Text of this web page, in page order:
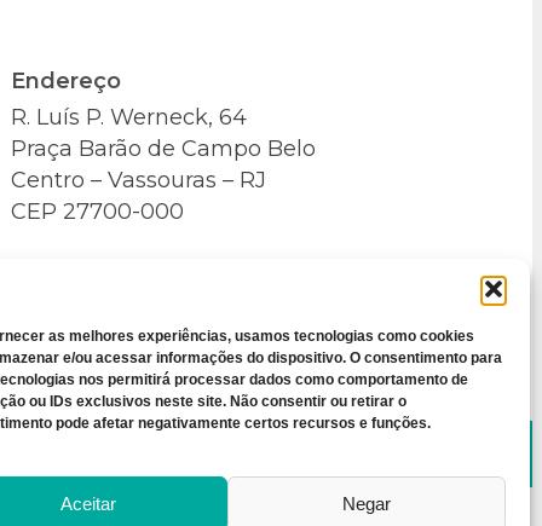
as melhores experiências, usamos tecnologias como cookies
e/ou acessar informações do dispositivo. O consentimento para
nos permitirá processar dados como comportamento de
ou IDs exclusivos neste site. Não consentir ou retirar o
pode afetar negativamente certos recursos e funções.
Aceitar Negar
Endereço
R. Luís P. Werneck, 64
Praça Barão de Campo Belo
Centro – Vassouras – RJ
CEP 27700-000
Privacidade